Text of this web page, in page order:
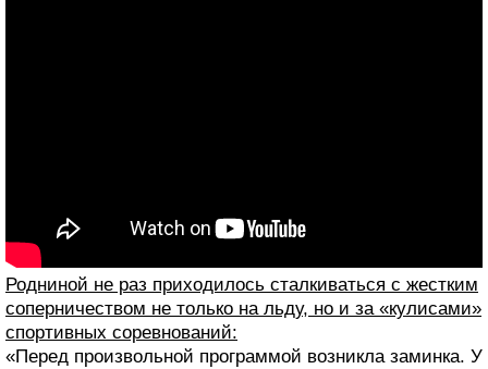
Родниной не раз приходилось сталкиваться с жестким
соперничеством не только на льду, но и за «кулисами»
спортивных соревнований:
«Перед произвольной программой возникла заминка. У